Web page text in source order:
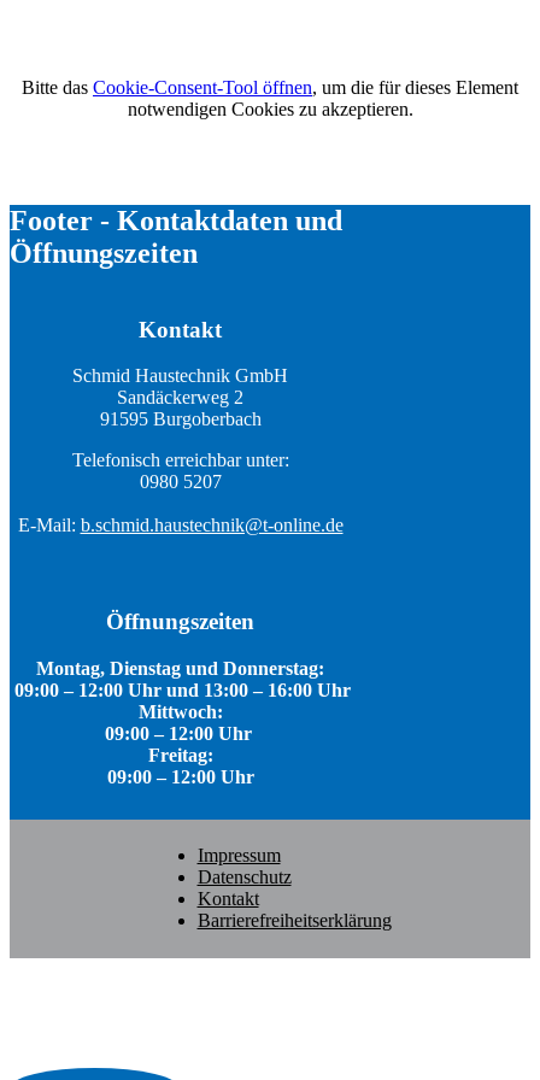
Bitte das Cookie-Consent-Tool öffnen, um die für dieses Element
notwendigen Cookies zu akzeptieren.
Footer - Kontaktdaten und
Öffnungszeiten
Kontakt
Schmid Haustechnik GmbH
Sandäckerweg 2
91595 Burgoberbach
Telefonisch erreichbar unter:
0980 5207
E-Mail: b.schmid.haustechnik@t-online.de
Öffnungszeiten
Montag, Dienstag und Donnerstag:
09:00 – 12:00 Uhr und 13:00 – 16:00 Uhr
Mittwoch:
09:00 – 12:00 Uhr
Freitag:
09:00 – 12:00 Uhr
Impressum
Datenschutz
Kontakt
Barrierefreiheitserklärung